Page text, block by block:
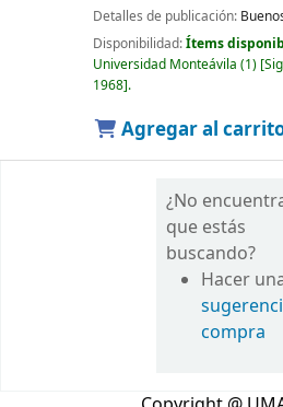
Detalles de publicación:
Disponibilidad:Ítems
Universidad Monteávila (1)
1968 .
Agregar al
¿No
que estás
buscando?
Hacer
compra